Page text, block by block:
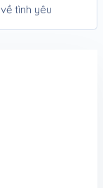
về tình yêu